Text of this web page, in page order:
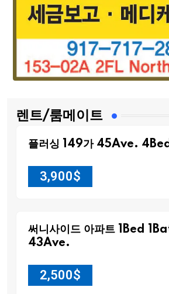
렌트/룸메이트
플러싱 149가 45Ave.
3,900$
써니사이드 아파트 1Bed
43Ave.
2,500$